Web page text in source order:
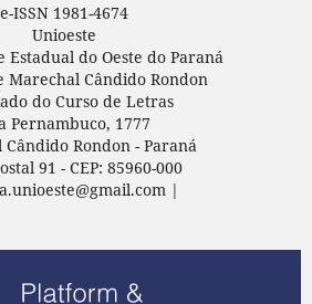
e-ISSN 1981-4674
Unioeste
Estadual do Oeste do Paraná
Marechal Cândido Rondon
do Curso de Letras
Pernambuco, 1777
Rondon - Paraná
91 - CEP: 85960-000
|